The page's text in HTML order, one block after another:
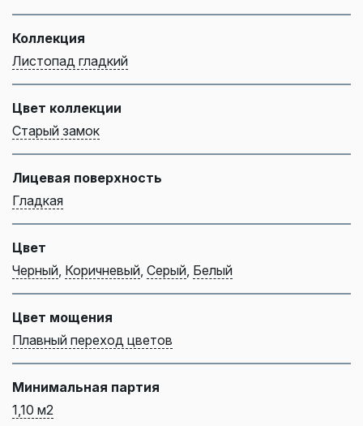
Коллекция
Листопад гладкий
Цвет коллекции
Старый замок
Лицевая поверхность
Гладкая
Цвет
Черный Коричневый Серый Белый
Цвет мощения
Плавный переход цветов
Минимальная партия
1,10 м2